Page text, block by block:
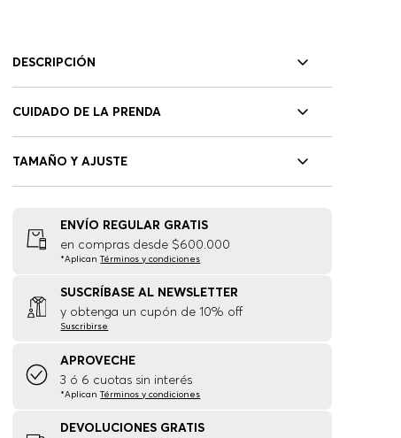
DESCRIPCIÓN
CUIDADO DE LA PRENDA
TAMAÑO Y AJUSTE
ENVÍO REGULAR GRATIS
en compras desde $600.000
*AplicanTérminos y condiciones
SUSCRÍBASE AL NEWSLETTER
y obtenga un cupón de 10% off
Suscribirse
APROVECHE
3 ó 6 cuotas sin interés
*AplicanTérminos y condiciones
DEVOLUCIONES GRATIS